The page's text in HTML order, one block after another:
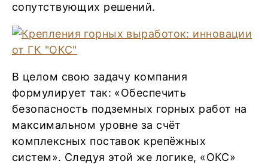
сопутствующих решений.
В целом свою задачу компания
формулирует так: «Обеспечить
безопасность подземных горных работ на
максимальном уровне за счёт
комплексных поставок крепёжных
систем». Следуя этой же логике, «ОКС»